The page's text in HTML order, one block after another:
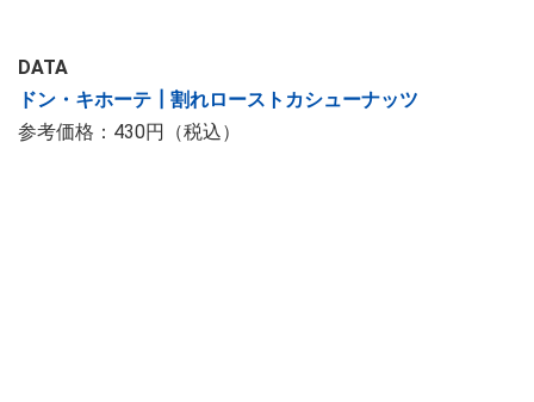
DATA
ドン・キホーテ┃割れローストカシューナッツ
参考価格：430円（税込）